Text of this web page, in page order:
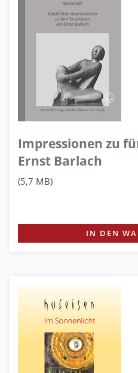
Impressionen zu
Ernst Barlach
(5,7 MB)
IN DEN